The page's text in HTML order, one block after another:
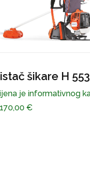
Pila
Mark II
Cijena je